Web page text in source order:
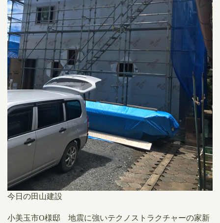
今日の田山建設
小美玉市O様邸 地震に強いテクノストラクチャーの家新